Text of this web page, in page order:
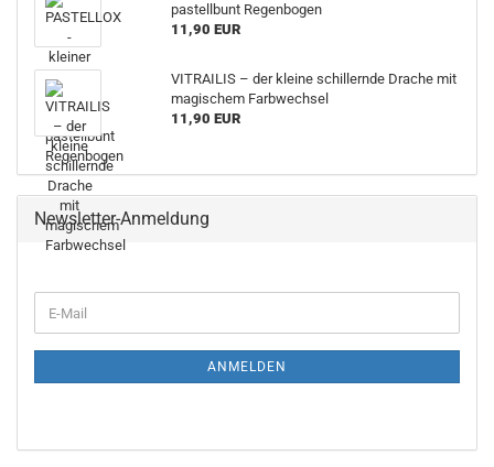
pastellbunt Regenbogen
11,90 EUR
VITRAILIS – der kleine schillernde Drache mit
magischem Farbwechsel
11,90 EUR
Newsletter-Anmeldung
E-
Mail
ANMELDEN